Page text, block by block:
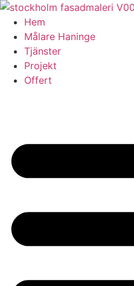
Skip
content
Hem
Målare Haninge
Tjänster
Projekt
Offert